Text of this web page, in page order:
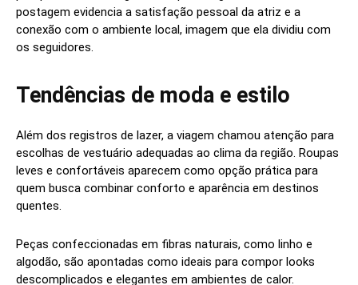
postagem evidencia a satisfação pessoal da atriz e a
conexão com o ambiente local, imagem que ela dividiu com
os seguidores.
Tendências de moda e estilo
Além dos registros de lazer, a viagem chamou atenção para
escolhas de vestuário adequadas ao clima da região. Roupas
leves e confortáveis aparecem como opção prática para
quem busca combinar conforto e aparência em destinos
quentes.
Peças confeccionadas em fibras naturais, como linho e
algodão, são apontadas como ideais para compor looks
descomplicados e elegantes em ambientes de calor.